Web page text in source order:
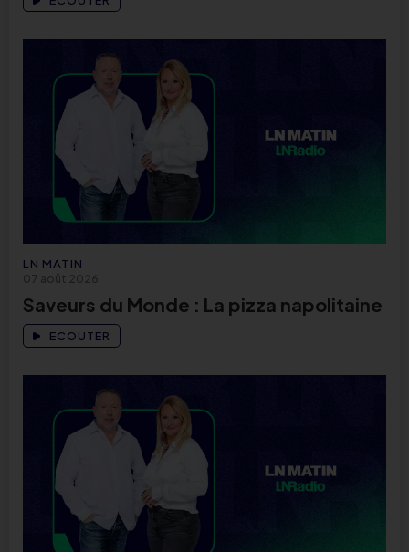
LN MATIN
07 août 2026
Saveurs du Monde : La pizza napolitaine
ECOUTER